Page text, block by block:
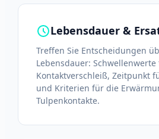
Lebensdauer &
Treffen Sie Entscheidungen
Lebensdauer:
Kontaktverschleiß, Zeitpunkt
und Kriterien für die
Tulpenkontakte.